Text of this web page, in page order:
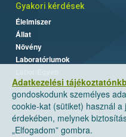
Adatkezelési
gondoskodunk személyes
cookie-kat (sütiket) használ
érdekében, melynek
„Elfogadom” gombra.
Gyakori kérdések
Élelmiszer
Állat
Növény
Laboratóriumok